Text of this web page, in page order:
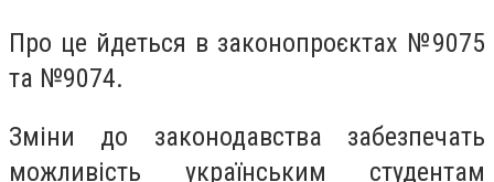
Про це йдеться в законопроєктах №9075
та №9074.
Зміни до законодавства забезпечать
можливість українським студентам